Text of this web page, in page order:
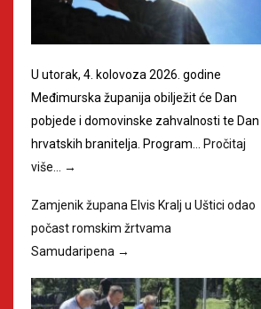
U utorak, 4. kolovoza 2026. godine
Međimurska županija obilježit će Dan
pobjede i domovinske zahvalnosti te Dan
hrvatskih branitelja. Program…
Pročitaj
više…
→
Zamjenik župana Elvis Kralj u Uštici odao
počast romskim žrtvama
Samudaripena →